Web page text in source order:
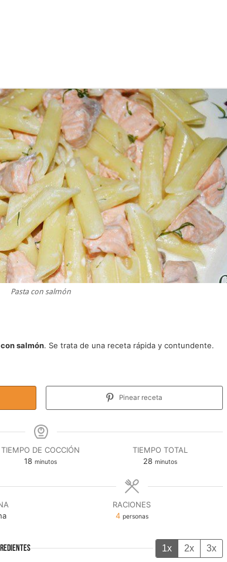
Pasta con salmón
salmón. Se trata de una receta rápida y contundente.
Pinear receta
TIEMPO DE COCCIÓN
18minutos
minutos
TIEMPO TOTAL
28minutos
minutos
RACIONES
4 personas
1x 2x 3x